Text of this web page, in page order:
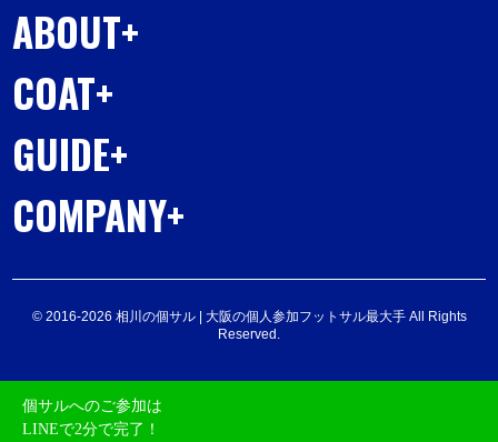
個サルへのご参加は
LINEで2分で完了！
ABOUT
COAT
GUIDE
COMPANY
© 2016-2026 相川の個サル | 大阪の個人参加フットサル最大手 All Rights
Reserved.